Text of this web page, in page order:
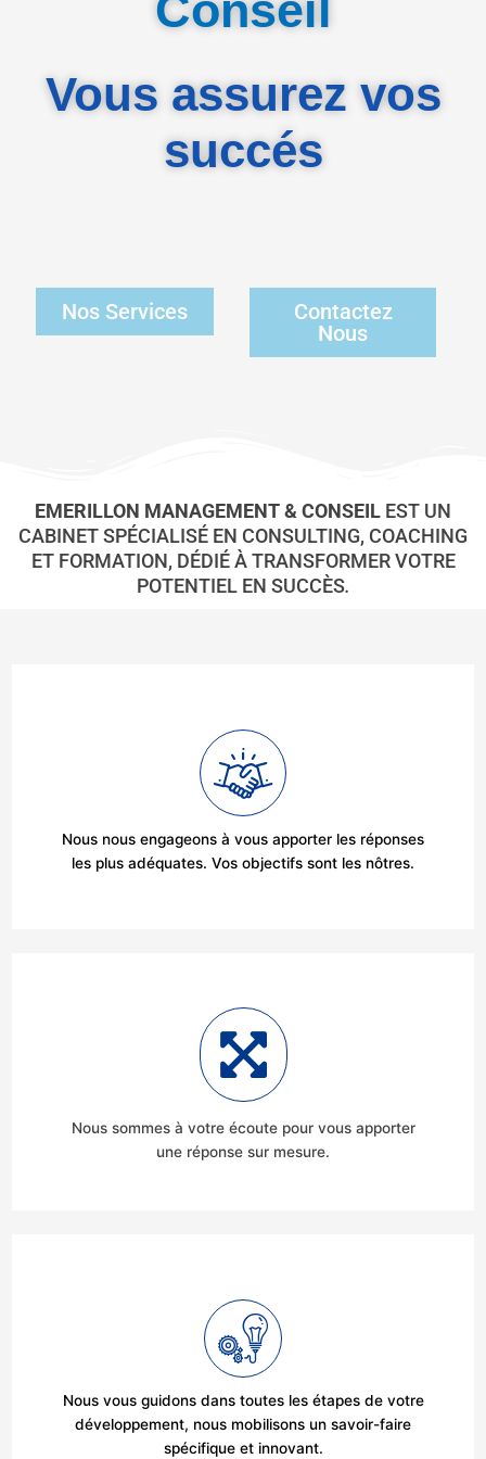
Vous assurez vos
succés
Nos Services
Contactez
Nous
EMERILLON MANAGEMENT & CONSEIL EST UN
CABINET SPÉCIALISÉ EN CONSULTING, COACHING
ET FORMATION, DÉDIÉ À TRANSFORMER VOTRE
POTENTIEL EN SUCCÈS.
Nous nous engageons à vous apporter les réponses
les plus adéquates. Vos objectifs sont les nôtres.
Nous sommes à votre écoute pour vous apporter
une réponse sur mesure.
Nous vous guidons dans toutes les étapes de votre
développement, nous mobilisons un savoir-faire
spécifique et innovant.